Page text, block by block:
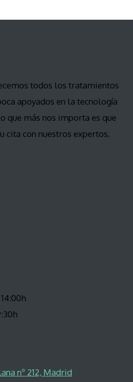
todos los tratamientos
apoyados en la tecnología
que más nos importa es que
cita con nuestros expertos.
nº 212, Madrid